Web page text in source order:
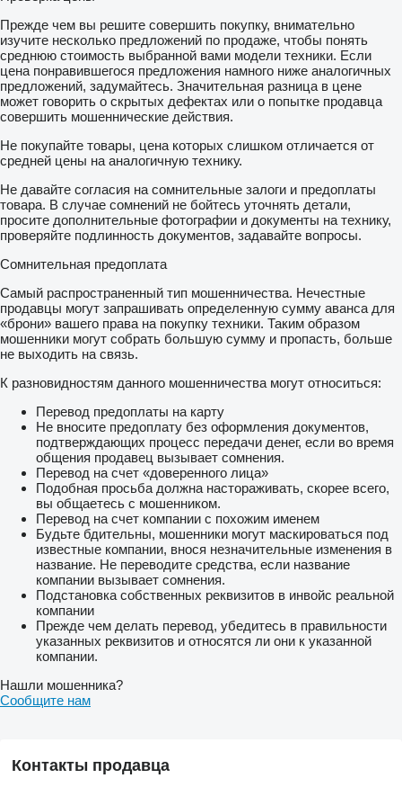
- пальцевий чистик кільцевого катка - 900 Євро
- kraker 600 мм - 7050 Євро
- тандем (струнно-трубчастий 2*400 мм) - 4100 Євро
- тандем (трубчастий 500 мм + струнний 400 мм) - 4950
- тандем (2 С-подібних 500 мм) - 6950 Євро
- тандем (2 С-подібних 600 мм) - 7750 Євро
- C-подібний каток (без чистика) - 6300 Євро
1
- пальцевий чистик для C-подібного,Т-подібного та
дашкового катків - 880 Євро
- ланцюговий чистик для C-подібного,Т-подібного та
Ціни на додаткові опції:
- комплект 4 шт. розпушувачів з пружинним захистом та
стрільчастою лапою - 1200 Євро
- вирівнювальна планка (crushboard) з механічним
регулюванням - 2150 Євро
- вирівнювальна планка (crushboard) з гідравлічним
регулюванням - 3100 Євро
- габаритне освітлення - 450 Євро
- пневматично-гідравлічні гальма - 950 Євро
ПРОИЗВОДИТЕЛЬ: ПОЛЬША
ВСЯ ТЕХНИКА НОВАЯ
ГАРАНТИЯ - 1 ГОД.
Каждую единицу техники мы привозим к Вам, обязательно
Больше товаров можете перелянуты на нашем сайте:
Прежде чем вы решите совершить покупку, внимательно
изучите несколько предложений по продаже, чтобы понять
среднюю стоимость выбранной вами модели техники. Если
цена понравившегося предложения намного ниже аналогичных
предложений, задумайтесь. Значительная разница в цене
может говорить о скрытых дефектах или о попытке продавца
совершить мошеннические действия.
Не покупайте товары, цена которых слишком отличается от
средней цены на аналогичную технику.
Не давайте согласия на сомнительные залоги и предоплаты
товара. В случае сомнений не бойтесь уточнять детали,
просите дополнительные фотографии и документы на технику,
проверяйте подлинность документов, задавайте вопросы.
Сомнительная предоплата
Самый распространенный тип мошенничества. Нечестные
продавцы могут запрашивать определенную сумму аванса для
«брони» вашего права на покупку техники. Таким образом
мошенники могут собрать большую сумму и пропасть, больше
не выходить на связь.
К разновидностям данного мошенничества могут относиться:
Перевод предоплаты на карту
Не вносите предоплату без оформления документов,
подтверждающих процесс передачи денег, если во время
общения продавец вызывает сомнения.
Перевод на счет «доверенного лица»
Подобная просьба должна настораживать, скорее всего,
вы общаетесь с мошенником.
Перевод на счет компании с похожим именем
Будьте бдительны, мошенники могут маскироваться под
известные компании, внося незначительные изменения в
название. Не переводите средства, если название
компании вызывает сомнения.
Подстановка собственных реквизитов в инвойс реальной
компании
Прежде чем делать перевод, убедитесь в правильности
указанных реквизитов и относятся ли они к указанной
компании.
Нашли мошенника?
Сообщите нам
Контакты продавца